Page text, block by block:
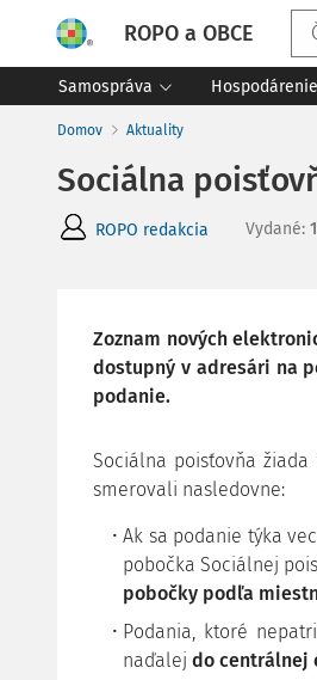
ROPO a OBCE
Samospráva Hospodárenie
Domov Aktuality
Sociálna
ROPO redakcia Vydané:
Zoznam nových
dostupný v adresári na
podanie.
Sociálna poisťovňa
smerovali nasledovne:
Ak sa podanie týka
pobočka Sociálnej
pobočky podľa
Podania, ktoré
naďalej do centrálnej